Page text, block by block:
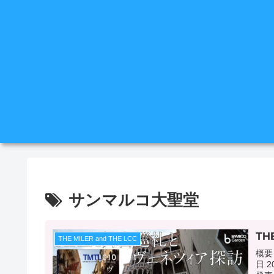
サンマルコ大聖堂
THE MILER and THE LCC
概
日